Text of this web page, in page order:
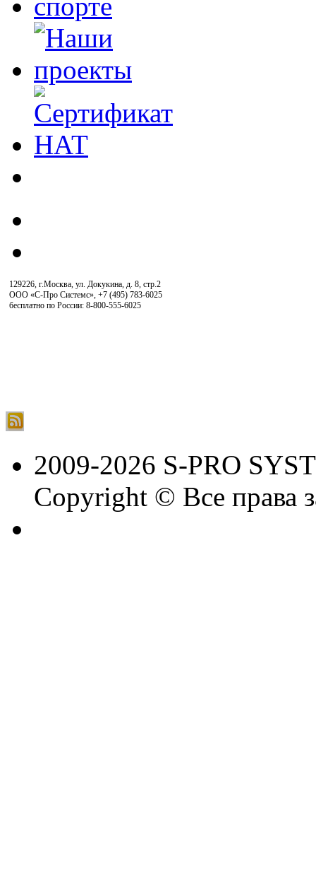
129226, г.Москва, ул. Докукина, д. 8, стр.2
ООО «С-Про Системс», +7 (495) 783-6025
бесплатно по России: 8-800-555-6025
2009-2026 S-PRO
Copyright © Все права